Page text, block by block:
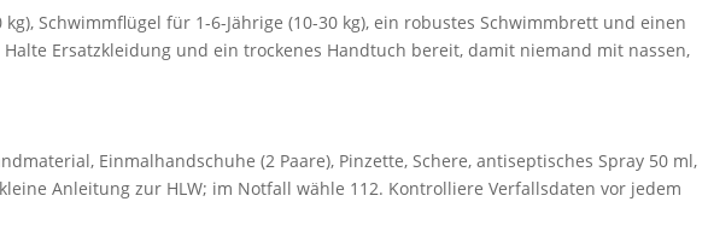
Schwimmflügel für 1-6-Jährige (10-30 kg), ein robustes Schwimmbrett und einen
Ersatzkleidung und ein trockenes Handtuch bereit, damit niemand mit nassen,
Einmalhandschuhe (2 Paare), Pinzette, Schere, antiseptisches Spray 50 ml,
Anleitung zur HLW; im Notfall wähle 112. Kontrolliere Verfallsdaten vor jedem